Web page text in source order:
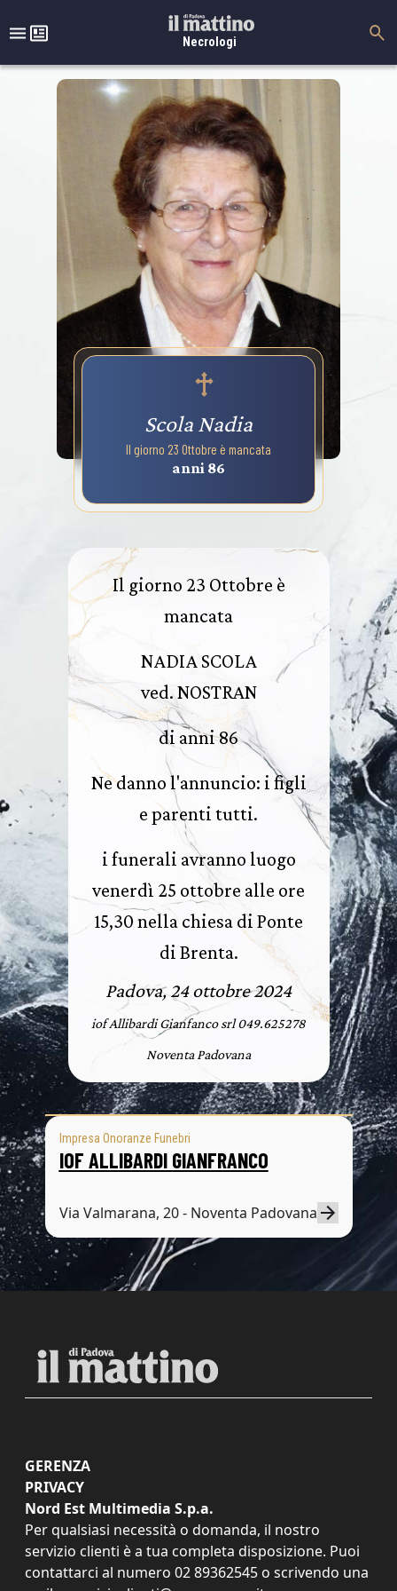
Necrologi
Scola Nadia
Il giorno 23 Ottobre è mancata
anni 86
Il giorno 23 Ottobre è
mancata
NADIA SCOLA
ved. NOSTRAN
di anni 86
Ne danno l'annuncio: i figli
e parenti tutti.
i funerali avranno luogo
venerdì 25 ottobre alle ore
15,30 nella chiesa di Ponte
di Brenta.
Padova, 24 ottobre 2024
iof Allibardi Gianfanco srl 049.625278
Noventa Padovana
Impresa Onoranze Funebri
IOF ALLIBARDI GIANFRANCO
Via Valmarana, 20 - Noventa Padovana
GERENZA
PRIVACY
Nord Est Multimedia S.p.a.
Per qualsiasi necessità o domanda, il nostro
servizio clienti è a tua completa disposizione. Puoi
contattarci al numero 02 89362545 o scrivendo una